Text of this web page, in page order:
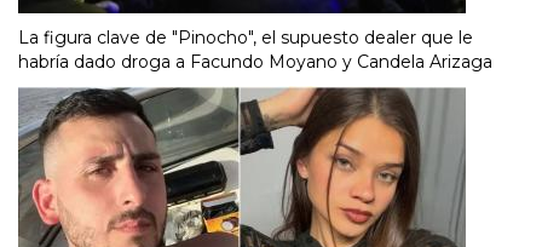
La figura clave de "Pinocho", el supuesto dealer que le
habría dado droga a Facundo Moyano y Candela Arizaga